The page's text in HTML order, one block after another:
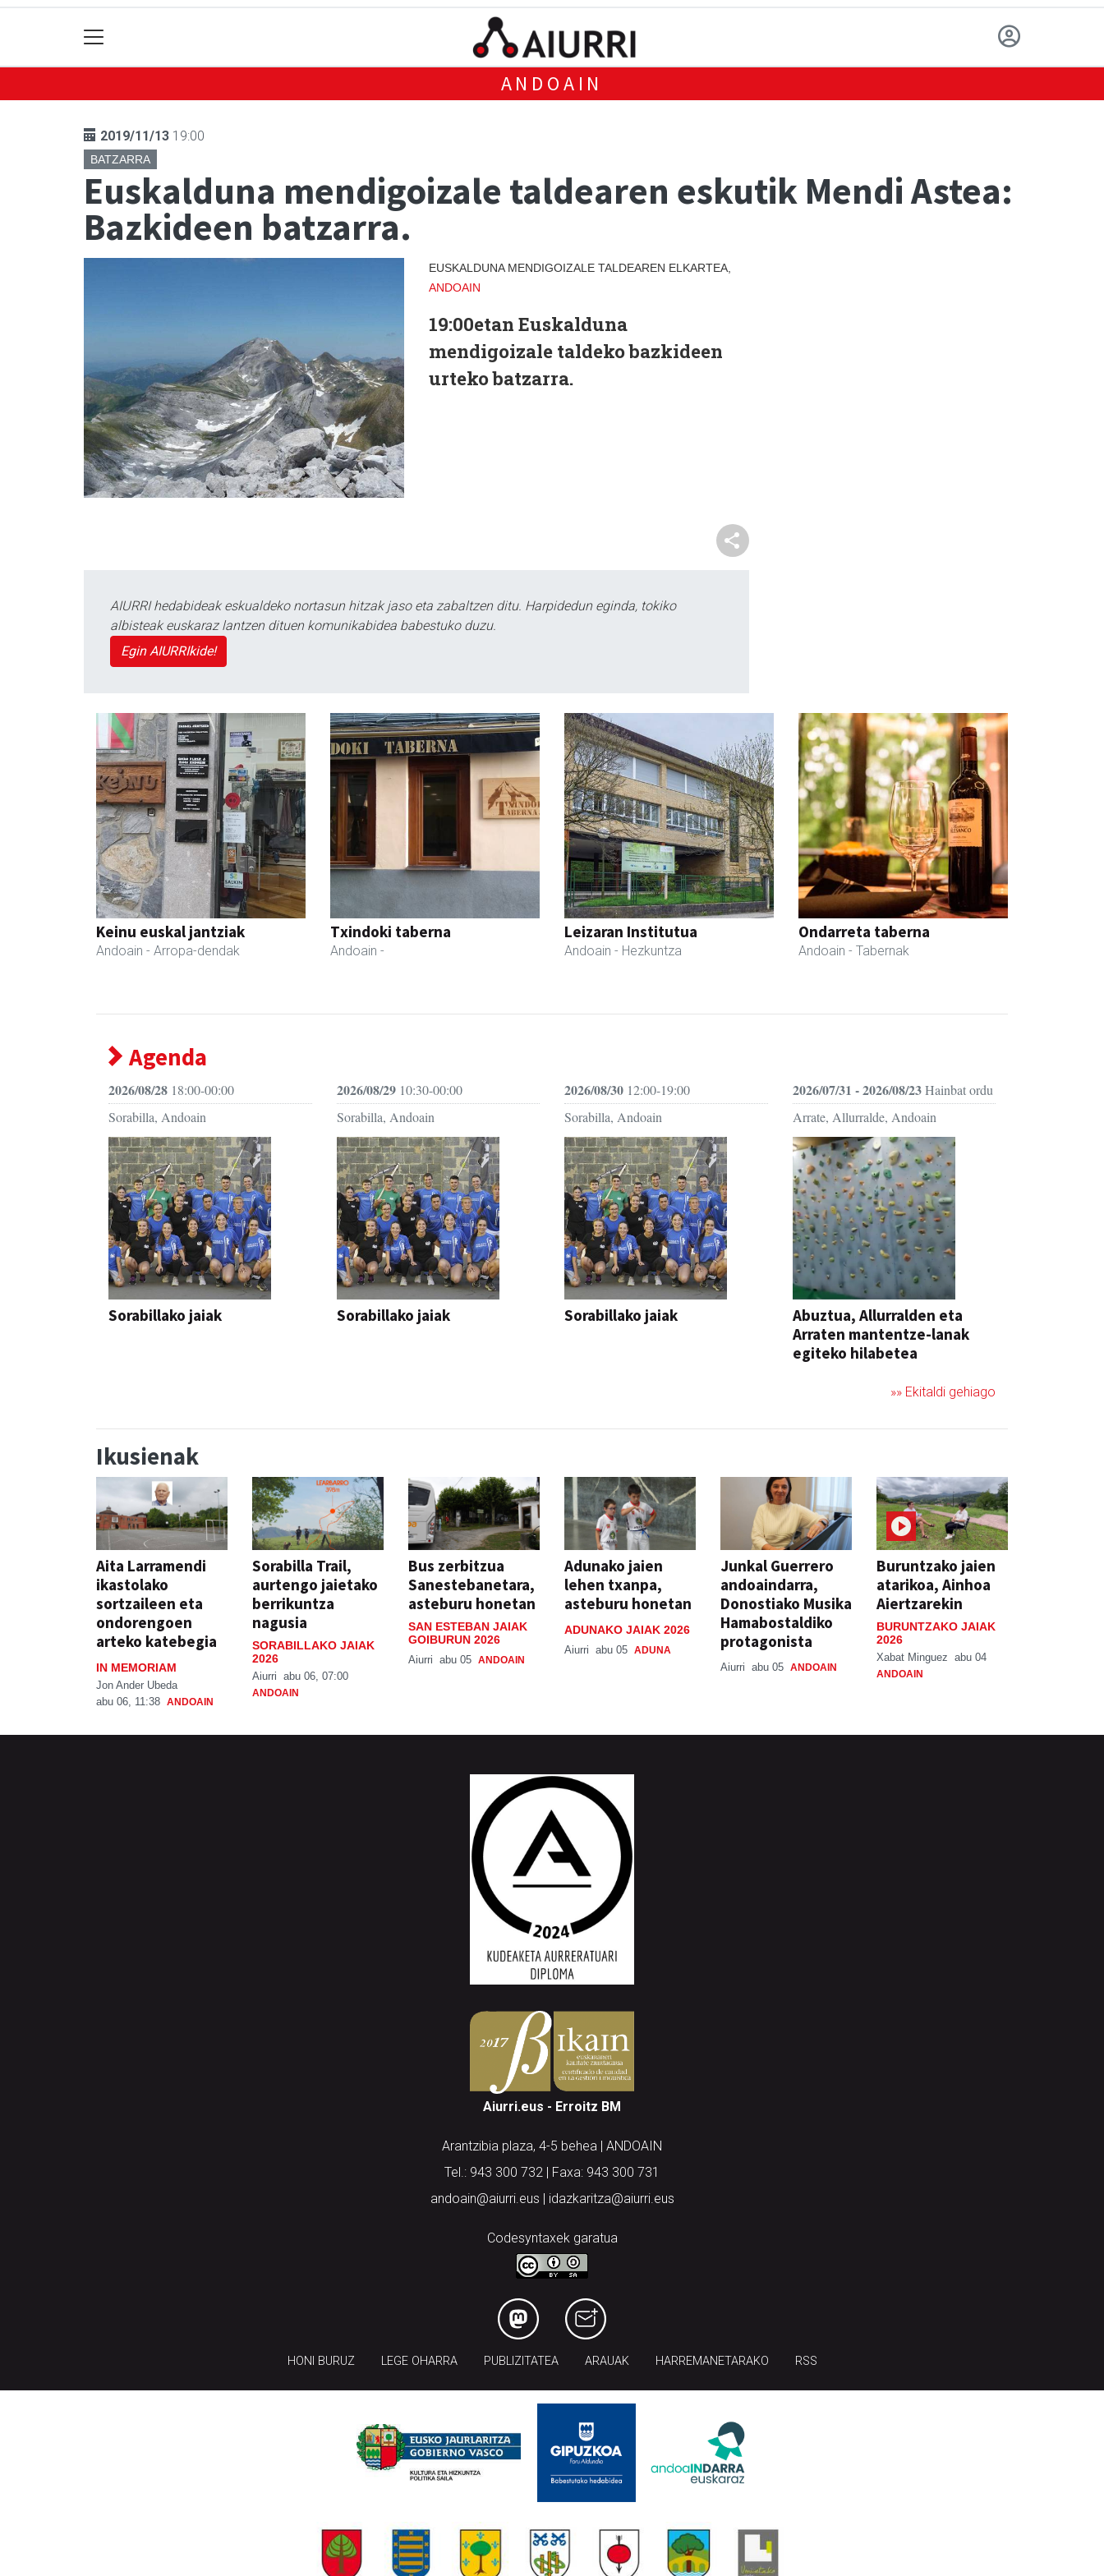
ANDOAIN
2019/11/13 19:00
BATZARRA
Euskalduna mendigoizale taldearen eskutik Mendi Astea:
Bazkideen batzarra.
EUSKALDUNA MENDIGOIZALE TALDEAREN ELKARTEA,
ANDOAIN
19:00etan Euskalduna
mendigoizale taldeko bazkideen
urteko batzarra.
AIURRI hedabideak eskualdeko nortasun hitzak jaso eta zabaltzen ditu. Harpidedun eginda, tokiko
albisteak euskaraz lantzen dituen komunikabidea babestuko duzu.
Egin AIURRIkide!
Keinu euskal jantziak
Andoain - Arropa-dendak
Txindoki taberna
Andoain -
Leizaran Institutua
Andoain - Hezkuntza
Ondarreta taberna
Andoain - Tabernak
Agenda
2026/08/28 18:00-00:00
Sorabilla, Andoain
Sorabillako jaiak
2026/08/2910:30-00:00
Sorabilla, Andoain
Sorabillako jaiak
2026/08/30 12:00-19:00
Sorabilla, Andoain
Sorabillako jaiak
2026/07/31 - 2026/08/23Hainbat ordu
Arrate, Allurralde, Andoain
Abuztua, Allurralden eta
Arraten mantentze-lanak
egiteko hilabetea
»» Ekitaldi gehiago
Ikusienak
Aita Larramendi
ikastolako
sortzaileen eta
ondorengoen
arteko katebegia
IN MEMORIAM
Jon Ander Ubeda
abu 06, 11:38 ANDOAIN
Sorabilla Trail,
aurtengo jaietako
berrikuntza
nagusia
SORABILLAKO JAIAK
2026
Aiurri abu 06, 07:00
ANDOAIN
Bus zerbitzua
Sanestebanetara,
asteburu honetan
SAN ESTEBAN JAIAK
GOIBURUN 2026
Aiurri abu 05 ANDOAIN
Adunako jaien
lehen txanpa,
asteburu honetan
ADUNAKO JAIAK 2026
Aiurri abu 05 ADUNA
Junkal Guerrero
andoaindarra,
Donostiako Musika
Hamabostaldiko
protagonista
Aiurri abu 05 ANDOAIN
Buruntzako jaien
atarikoa, Ainhoa
Aiertzarekin
BURUNTZAKO JAIAK
2026
Xabat Minguez abu 04
ANDOAIN
Aiurri.eus - Erroitz BM
Arantzibia plaza, 4-5 behea | ANDOAIN
Tel.: 943 300 732 | Faxa: 943 300 731
andoain@aiurri.eus | idazkaritza@aiurri.eus
Codesyntaxek garatua
HONI BURUZ LEGE OHARRA PUBLIZITATEA ARAUAK HARREMANETARAKO RSS